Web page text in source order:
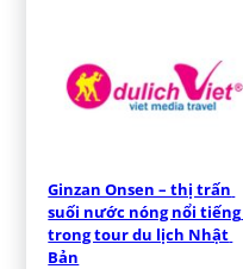
Ginzan Onsen – thị trấn
suối nước nóng nổi tiếng
trong tour du lịch Nhật
Bản